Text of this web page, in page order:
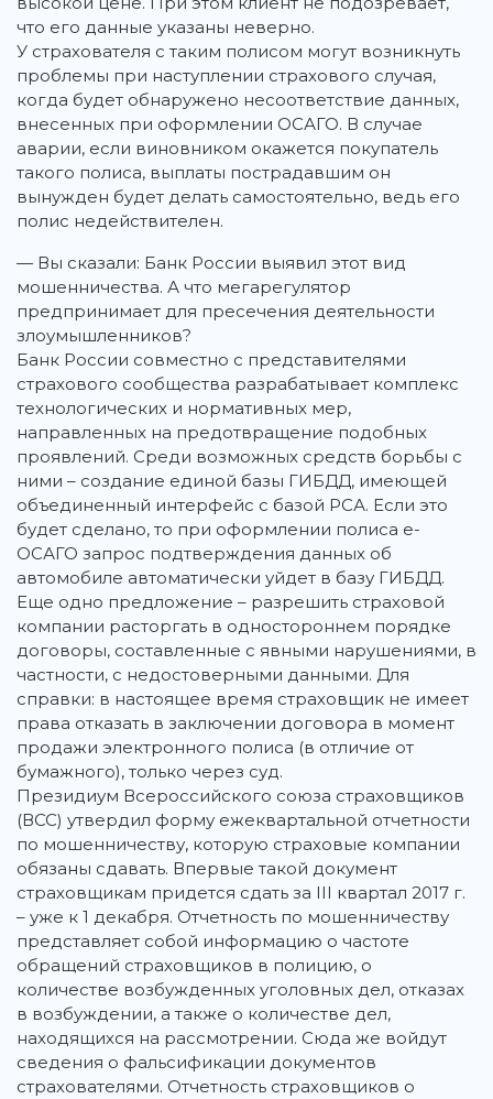
что его данные указаны неверно.
У страхователя с таким полисом могут возникнуть
проблемы при наступлении страхового случая,
когда будет обнаружено несоответствие данных,
внесенных при оформлении ОСАГО. В случае
аварии, если виновником окажется покупатель
такого полиса, выплаты пострадавшим он
вынужден будет делать самостоятельно, ведь его
полис недействителен.
— Вы сказали: Банк России выявил этот вид
мошенничества. А что мегарегулятор
предпринимает для пресечения деятельности
злоумышленников?
Банк России совместно с представителями
страхового сообщества разрабатывает комплекс
технологических и нормативных мер,
направленных на предотвращение подобных
проявлений. Среди возможных средств борьбы с
ними – создание единой базы ГИБДД, имеющей
объединенный интерфейс с базой РСА. Если это
будет сделано, то при оформлении полиса е-
ОСАГО запрос подтверждения данных об
автомобиле автоматически уйдет в базу ГИБДД.
Еще одно предложение – разрешить страховой
компании расторгать в одностороннем порядке
договоры, составленные с явными нарушениями, в
частности, с недостоверными данными. Для
справки: в настоящее время страховщик не имеет
права отказать в заключении договора в момент
продажи электронного полиса (в отличие от
бумажного), только через суд.
Президиум Всероссийского союза страховщиков
(ВСС) утвердил форму ежеквартальной отчетности
по мошенничеству, которую страховые компании
обязаны сдавать. Впервые такой документ
страховщикам придется сдать за III квартал 2017 г.
– уже к 1 декабря. Отчетность по мошенничеству
представляет собой информацию о частоте
обращений страховщиков в полицию, о
количестве возбужденных уголовных дел, отказах
в возбуждении, а также о количестве дел,
находящихся на рассмотрении. Сюда же войдут
сведения о фальсификации документов
страхователями. Отчетность страховщиков о